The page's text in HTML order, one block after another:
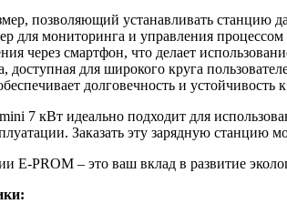
позволяющий устанавливать станцию
для мониторинга и управления процессом
через смартфон, что делает
доступная для широкого круга
долговечность и
7 кВт идеально подходит для
Заказать эту зарядную
E-PROM – это ваш вклад в развитие